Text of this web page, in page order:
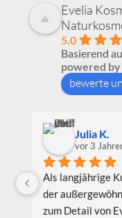
Evelia
5.0
Basierend
powered by
bewerte
Julia K.
vor 3
Als langjährige
der
zum Detail von